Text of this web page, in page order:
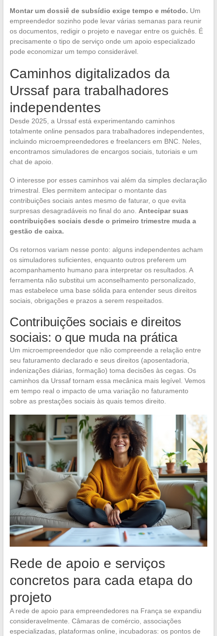
Montar um dossiê de subsídio exige tempo e método. Um
empreendedor sozinho pode levar várias semanas para reunir
os documentos, redigir o projeto e navegar entre os guichês. É
precisamente o tipo de serviço onde um apoio especializado
pode economizar um tempo considerável.
Caminhos digitalizados da
Urssaf para trabalhadores
independentes
Desde 2025, a Urssaf está experimentando caminhos
totalmente online pensados para trabalhadores independentes,
incluindo microempreendedores e freelancers em BNC. Neles,
encontramos simuladores de encargos sociais, tutoriais e um
chat de apoio.
O interesse por esses caminhos vai além da simples declaração
trimestral. Eles permitem antecipar o montante das
contribuições sociais antes mesmo de faturar, o que evita
surpresas desagradáveis no final do ano. Antecipar suas
contribuições sociais desde o primeiro trimestre muda a
gestão de caixa.
Os retornos variam nesse ponto: alguns independentes acham
os simuladores suficientes, enquanto outros preferem um
acompanhamento humano para interpretar os resultados. A
ferramenta não substitui um aconselhamento personalizado,
mas estabelece uma base sólida para entender seus direitos
sociais, obrigações e prazos a serem respeitados.
Contribuições sociais e direitos
sociais: o que muda na prática
Um microempreendedor que não compreende a relação entre
seu faturamento declarado e seus direitos (aposentadoria,
indenizações diárias, formação) toma decisões às cegas. Os
caminhos da Urssaf tornam essa mecânica mais legível. Vemos
em tempo real o impacto de uma variação no faturamento
sobre as prestações sociais às quais temos direito.
Rede de apoio e serviços
concretos para cada etapa do
projeto
A rede de apoio para empreendedores na França se expandiu
consideravelmente. Câmaras de comércio, associações
especializadas, plataformas online, incubadoras: os pontos de